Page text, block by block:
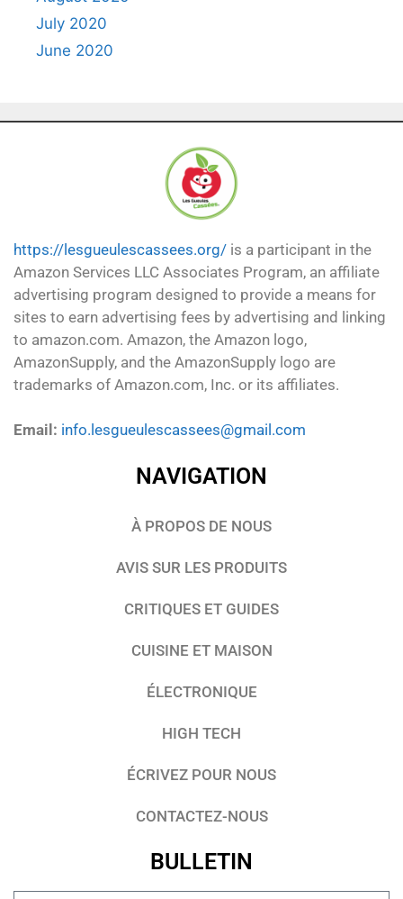
July 2020
June 2020
https://lesgueulescassees.org/ is a participant in the
Amazon Services LLC Associates Program, an affiliate
advertising program designed to provide a means for
sites to earn advertising fees by advertising and linking
to amazon.com. Amazon, the Amazon logo,
AmazonSupply, and the AmazonSupply logo are
trademarks of Amazon.com, Inc. or its affiliates.
Email: info.lesgueulescassees@gmail.com
NAVIGATION
À PROPOS DE NOUS
AVIS SUR LES PRODUITS
CRITIQUES ET GUIDES
CUISINE ET MAISON
ÉLECTRONIQUE
HIGH TECH
ÉCRIVEZ POUR NOUS
CONTACTEZ-NOUS
BULLETIN